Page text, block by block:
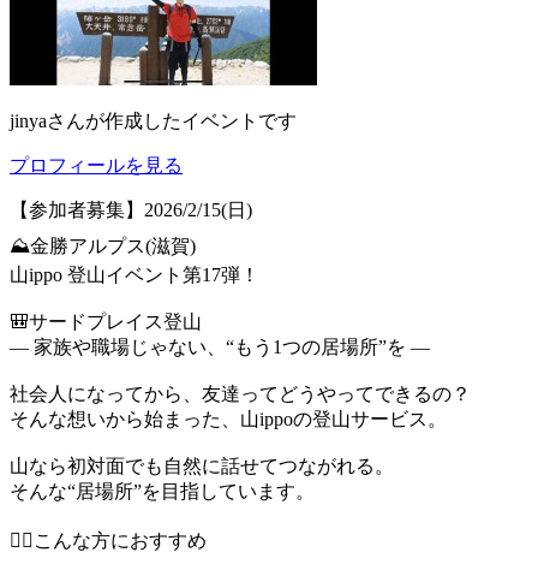
jinyaさんが作成したイベントです
プロフィールを見る
【参加者募集】2026/2/15(日)
⛰️金勝アルプス(滋賀)
山ippo 登山イベント第17弾！
🎒サードプレイス登山
— 家族や職場じゃない、“もう1つの居場所”を —
社会人になってから、友達ってどうやってできるの？
そんな想いから始まった、山ippoの登山サービス。
山なら初対面でも自然に話せてつながれる。
そんな“居場所”を目指しています。
💁‍♀️こんな方におすすめ